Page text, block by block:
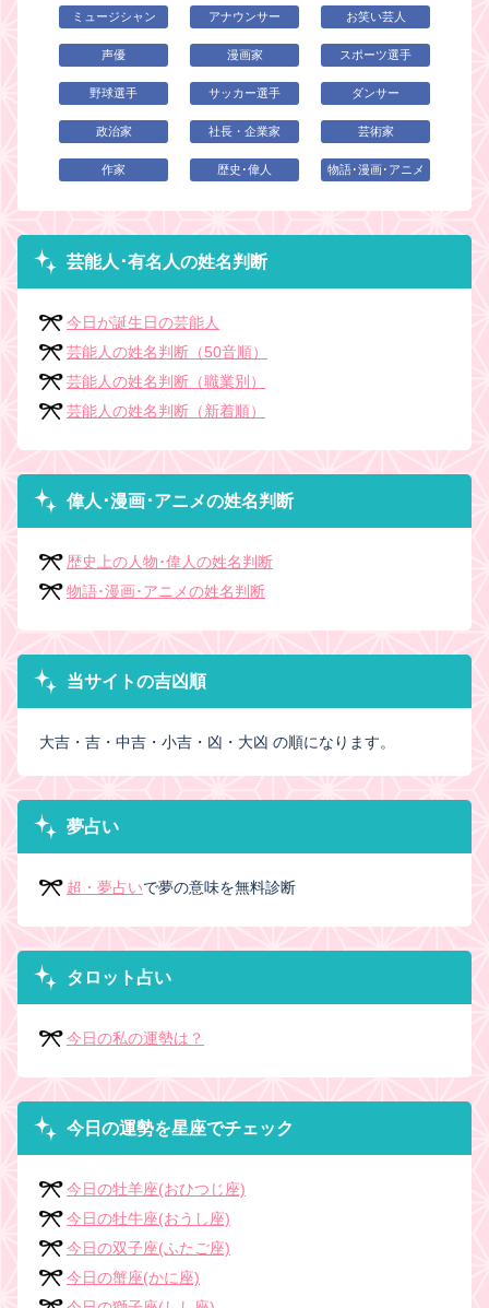
ミュージシャン アナウンサー お笑い芸人
声優 漫画家 スポーツ選手
野球選手 サッカー選手 ダンサー
政治家 社長・企業家 芸術家
作家 歴史･偉人 物語･漫画･アニメ
芸能人･有名人の姓名判断
今日が誕生日の芸能人
芸能人の姓名判断（50音順）
芸能人の姓名判断（職業別）
芸能人の姓名判断（新着順）
偉人･漫画･アニメの姓名判断
歴史上の人物･偉人の姓名判断
物語･漫画･アニメの姓名判断
当サイトの吉凶順
大吉・吉・中吉・小吉・凶・大凶 の順になります。
夢占い
超・夢占いで夢の意味を無料診断
タロット占い
今日の私の運勢は？
今日の運勢を星座でチェック
今日の牡羊座(おひつじ座)
今日の牡牛座(おうし座)
今日の双子座(ふたご座)
今日の蟹座(かに座)